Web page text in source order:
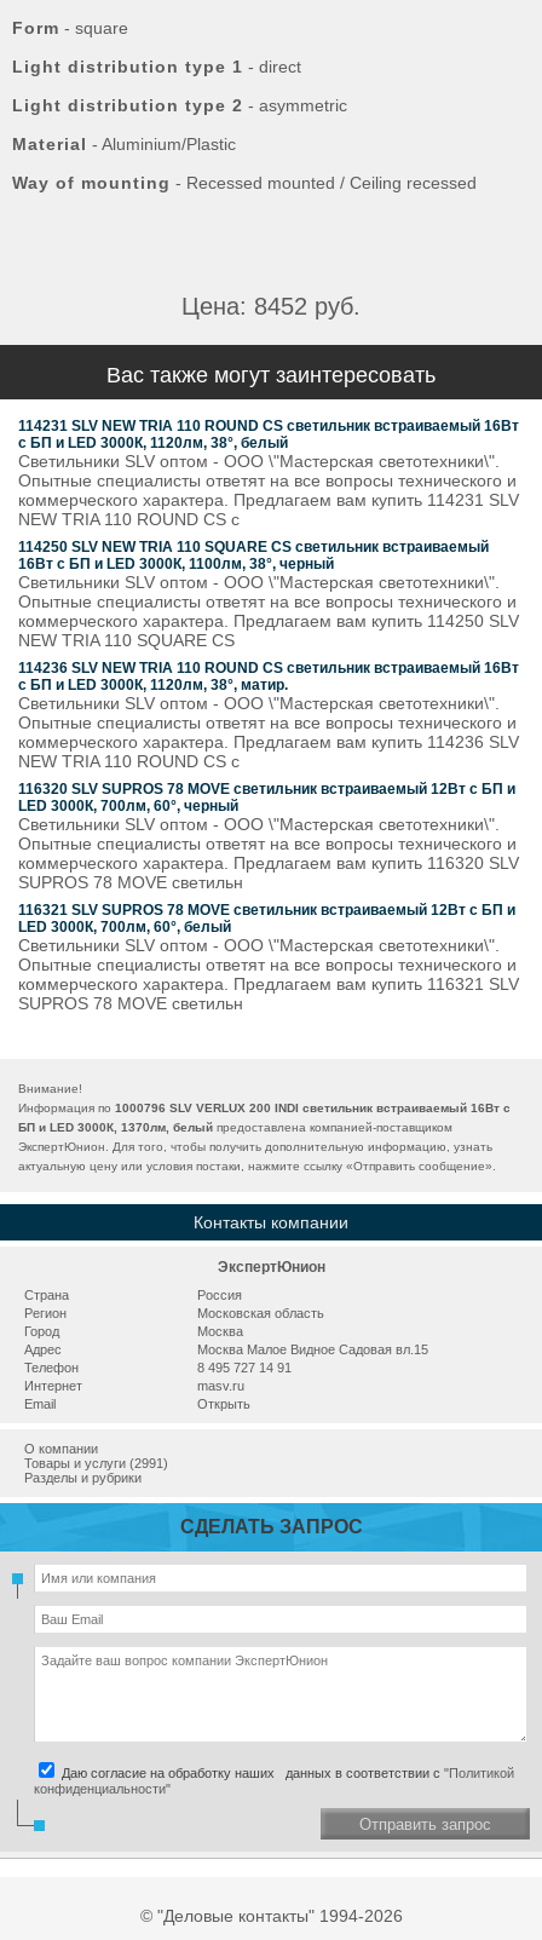
Form - square
Light distribution type 1 - direct
Light distribution type 2 - asymmetric
Material - Aluminium/Plastic
Way of mounting - Recessed mounted / Ceiling recessed
Цена: 8452 руб.
Вас также могут заинтересовать
114231 SLV NEW TRIA 110 ROUND CS светильник встраиваемый 16Вт
с БП и LED 3000К, 1120лм, 38°, белый
Светильники SLV оптом - ООО \"Мастерская светотехники\".
Опытные специалисты ответят на все вопросы технического и
коммерческого характера. Предлагаем вам купить 114231 SLV
NEW TRIA 110 ROUND CS с
114250 SLV NEW TRIA 110 SQUARE CS светильник встраиваемый
16Вт с БП и LED 3000К, 1100лм, 38°, черный
Светильники SLV оптом - ООО \"Мастерская светотехники\".
Опытные специалисты ответят на все вопросы технического и
коммерческого характера. Предлагаем вам купить 114250 SLV
NEW TRIA 110 SQUARE CS
114236 SLV NEW TRIA 110 ROUND CS светильник встраиваемый 16Вт
с БП и LED 3000К, 1120лм, 38°, матир.
Светильники SLV оптом - ООО \"Мастерская светотехники\".
Опытные специалисты ответят на все вопросы технического и
коммерческого характера. Предлагаем вам купить 114236 SLV
NEW TRIA 110 ROUND CS с
116320 SLV SUPROS 78 MOVE светильник встраиваемый 12Вт с БП и
LED 3000К, 700лм, 60°, черный
Светильники SLV оптом - ООО \"Мастерская светотехники\".
Опытные специалисты ответят на все вопросы технического и
коммерческого характера. Предлагаем вам купить 116320 SLV
SUPROS 78 MOVE светильн
116321 SLV SUPROS 78 MOVE светильник встраиваемый 12Вт с БП и
LED 3000К, 700лм, 60°, белый
Светильники SLV оптом - ООО \"Мастерская светотехники\".
Опытные специалисты ответят на все вопросы технического и
коммерческого характера. Предлагаем вам купить 116321 SLV
SUPROS 78 MOVE светильн
Внимание!
Информация по 1000796 SLV VERLUX 200 INDI светильник встраиваемый 16Вт с
БП и LED 3000К, 1370лм, белый предоставлена компанией-поставщиком
ЭкспертЮнион. Для того, чтобы получить дополнительную информацию, узнать
актуальную цену или условия постаки, нажмите ссылку «Отправить сообщение».
Контакты компании
ЭкспертЮнион
Страна
Россия
Регион
Московская область
Город
Москва
Адрес
Москва Малое Видное Садовая вл.15
Телефон
8 495 727 14 91
Интернет
masv.ru
Email
Открыть
О компании
Товары и услуги (2991)
Разделы и рубрики
СДЕЛАТЬ ЗАПРОС
Даю согласие на обработку наших данных в соответствии с "Политикой
конфиденциальности"
Отправить запрос
© "Деловые контакты" 1994-2026